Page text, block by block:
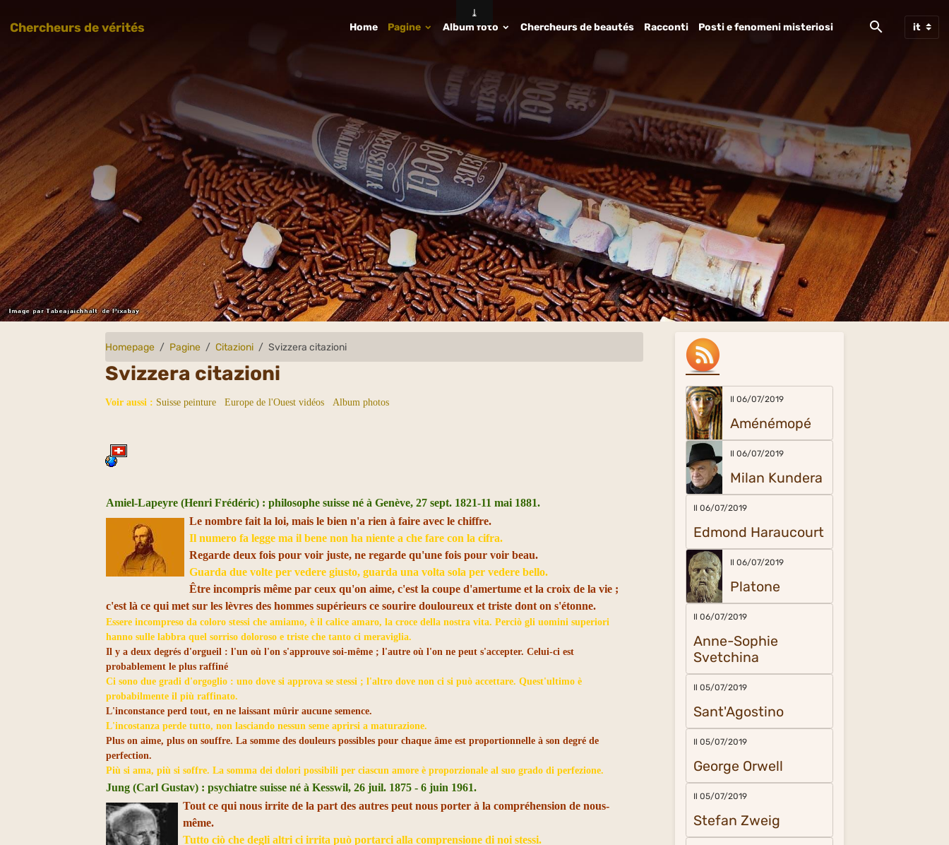
Chercheurs de vérités Home Pagine Album foto Chercheurs de beautés Racconti Posti e fenomeni misteriosi
Homepage Pagine Citazioni Svizzera citazioni
Svizzera citazioni
Voir aussi : Suisse peinture Europe de l'Ouest vidéos Album photos
Amiel-Lapeyre (Henri Frédéric) : philosophe suisse né à Genève, 27 sept. 1821-11 mai 1881.
Le nombre fait la loi, mais le bien n'a rien à faire avec le chiffre.
Il numero fa legge ma il bene non ha niente a che fare con la cifra.
Regarde deux fois pour voir juste, ne regarde qu'une fois pour voir beau.
Guarda due volte per vedere giusto, guarda una volta sola per vedere bello.
Être incompris même par ceux qu'on aime, c'est la coupe d'amertume et la croix de la vie ;
c'est là ce qui met sur les lèvres des hommes supérieurs ce sourire douloureux et triste dont on s'étonne.
Essere incompreso da coloro stessi che amiamo, è il calice amaro, la croce della nostra vita. Perciò gli uomini superiori
hanno sulle labbra quel sorriso doloroso e triste che tanto ci meraviglia.
Il y a deux degrés d'orgueil : l'un où l'on s'approuve soi-même ; l'autre où l'on ne peut s'accepter. Celui-ci est
probablement le plus raffiné
Ci sono due gradi d'orgoglio : uno dove si approva se stessi ; l'altro dove non ci si può accettare. Quest'ultimo è
probabilmente il più raffinato.
L'inconstance perd tout, en ne laissant mûrir aucune semence.
L'incostanza perde tutto, non lasciando nessun seme aprirsi a maturazione.
Plus on aime, plus on souffre. La somme des douleurs possibles pour chaque âme est proportionnelle à son degré de
perfection.
Più si ama, più si soffre. La somma dei dolori possibili per ciascun amore è proporzionale al suo grado di perfezione.
Jung (Carl Gustav) : psychiatre suisse né à Kesswil, 26 juil. 1875 - 6 juin 1961.
Tout ce qui nous irrite de la part des autres peut nous porter à la compréhension de nous-
même.
Tutto ciò che degli altri ci irrita può portarci alla comprensione di noi stessi.
Il 06/07/2019
Aménémopé
Il 06/07/2019
Milan Kundera
Il 06/07/2019
Edmond Haraucourt
Il 06/07/2019
Platone
Il 06/07/2019
Anne-Sophie
Svetchina
Il 05/07/2019
Sant'Agostino
Il 05/07/2019
George Orwell
Il 05/07/2019
Stefan Zweig